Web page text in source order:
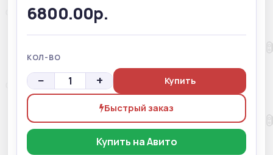
6800.00р.
КОЛ-ВО
− + Купить
Быстрый заказ
Купить на Авито